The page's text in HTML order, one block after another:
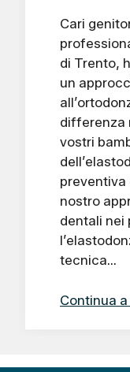
Cari
di Trento,
un
differenza
vostri
preventiva
nostro
dentali nei
tecnica…
Continua